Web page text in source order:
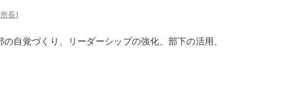
長)
自覚づくり、リーダーシップの強化、部下の活用、